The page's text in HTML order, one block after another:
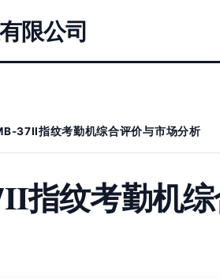
限公司
37II指纹考勤机综合评价与市场分析
指纹考勤机